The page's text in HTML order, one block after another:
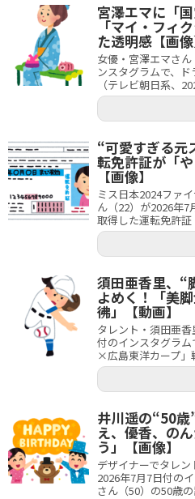
宮澤エマに「
「マイ・フィ
た透明感【画像
女優・宮澤エマさ
ンスタグラムで、ド
（テレビ朝日系、
“可愛すぎる元
転免許証が「
【画像】
ミス日本2024ファ
ん（22）が2026年7
取得した運転免許
須田亜香里、“
よめく！「美
彿」【動画】
タレント・須田亜
付のインスタグラ
×広島東洋カープ」
井川遥の“50歳
え、優香、の
う」【画像】
デザイナーでタレ
2026年7月7日付の
さん（50）の50歳